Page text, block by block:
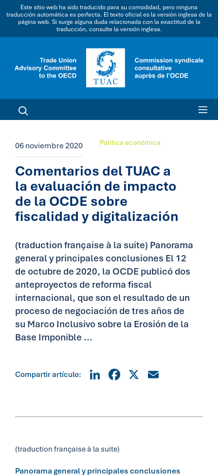
Este sitio web ha sido traducido para su comodidad, pero ninguna
traducción automática es perfecta. El texto oficial es la versión inglesa de la
página web. Si surge alguna duda relacionada con la exactitud de la
traducción, consulte la versión inglesa.
06 noviembre 2020 Política económica
Comentarios del TUAC a
la evaluación de impacto
de la OCDE sobre
fiscalidad y digitalización
(traduction française à la suite) Panorama
general y principales conclusiones El 12
de octubre de 2020, la OCDE publicó dos
anteproyectos de reforma fiscal
internacional, que son el resultado de un
proceso de negociación de tres años de
su Marco Inclusivo sobre la Erosión de la
Base Imponible ...
Compartir artículo: LinkedIn
Facebook
X
(traduction française à la suite)
Panorama general y principales conclusiones